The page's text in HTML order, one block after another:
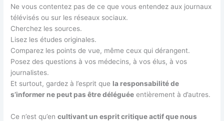
Ne vous contentez pas de ce que vous entendez aux journaux
télévisés ou sur les réseaux sociaux.
Cherchez les sources.
Lisez les études originales.
Comparez les points de vue, même ceux qui dérangent.
Posez des questions à vos médecins, à vos élus, à vos
journalistes.
Et surtout, gardez à l’esprit que la responsabilité de
s’informer ne peut pas être déléguée entièrement à d’autres.
Ce n’est qu’encultivant un esprit critique actif que nous